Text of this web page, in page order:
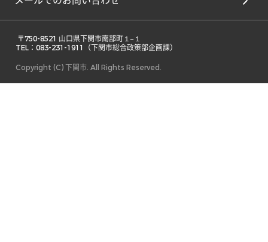
TEL：083-231-1911（下関市総合政策部企画課）
Copyright (C) 下関市. All Rights Reserved.